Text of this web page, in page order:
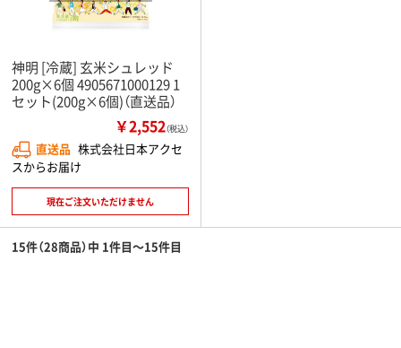
神明 [冷蔵] 玄米シュレッド
200g×6個 4905671000129 1
セット(200g×6個)（直送品）
￥2,552（税込）
直送品 株式会社日本アクセ
スからお届け
現在ご注文いただけません
15件（28商品）中 1件目～15件目